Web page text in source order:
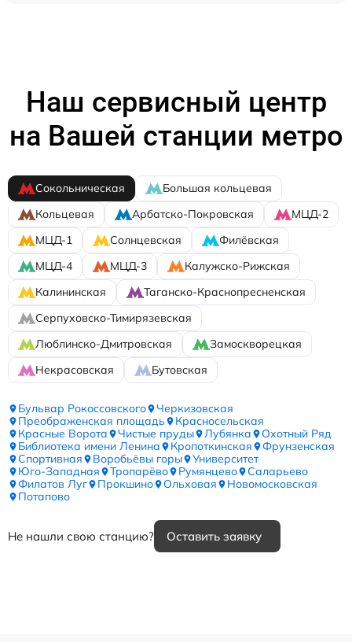
Наш сервисный центр
на Вашей станции метро
Сокольническая
Большая кольцевая
Кольцевая
Арбатско-Покровская
МЦД-2
МЦД-1
Солнцевская
Филёвская
МЦД-4
МЦД-3
Калужско-Рижская
Калининская
Таганско-Краснопресненская
Серпуховско-Тимирязевская
Люблинско-Дмитровская
Замоскворецкая
Некрасовская
Бутовская
Бульвар Рокоссовского
Черкизовская
Преображенская площадь
Красносельская
Красные Ворота
Чистые пруды Лубянка
Охотный Ряд
Библиотека имени Ленина
Кропоткинская
Фрунзенская
Спортивная
Воробьёвы горы
Университет
Юго-Западная
Тропарёво Румянцево
Саларьево
Филатов Луг
Прокшино Ольховая
Новомосковская
Потапово
Не нашли свою станцию? Оставить заявку